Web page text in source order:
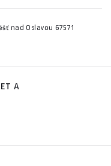
nad Oslavou 67571
A